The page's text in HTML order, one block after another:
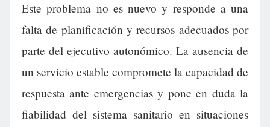
Este problema no es nuevo y responde a una
falta de planificación y recursos adecuados por
parte del ejecutivo autonómico. La ausencia de
un servicio estable compromete la capacidad de
respuesta ante emergencias y pone en duda la
fiabilidad del sistema sanitario en situaciones